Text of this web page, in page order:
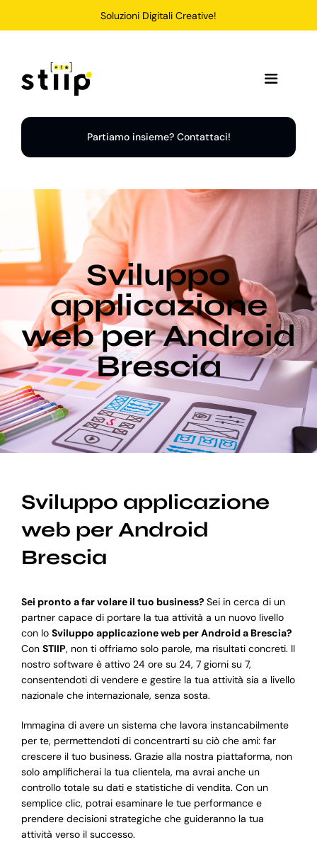
Soluzioni Digitali Creative!
Toggle
Home
Soluzioni
Chi Siamo
Portfolio
Blog
Supporto
Partiamo insieme? Contattaci!
Sviluppo
applicazione
web per Android
Brescia
Sviluppo applicazione
web per Android
Brescia
Sei pronto a far volare il tuo business? Sei in cerca di un
partner capace di portare la tua attività a un nuovo livello
con lo Sviluppo applicazione web per Android a Brescia?
Con STIIP, non ti offriamo solo parole, ma risultati concreti. Il
nostro software è attivo 24 ore su 24, 7 giorni su 7,
consentendoti di vendere e gestire la tua attività sia a livello
nazionale che internazionale, senza sosta.
Immagina di avere un sistema che lavora instancabilmente
per te, permettendoti di concentrarti su ciò che ami: far
crescere il tuo business. Grazie alla nostra piattaforma, non
solo amplificherai la tua clientela, ma avrai anche un
controllo totale su dati e statistiche di vendita. Con un
semplice clic, potrai esaminare le tue performance e
prendere decisioni strategiche che guideranno la tua
attività verso il successo.